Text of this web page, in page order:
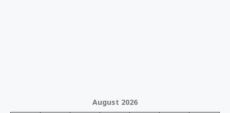
August 2026